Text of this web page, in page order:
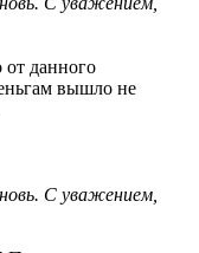
от данного
вышло не
С уважением,